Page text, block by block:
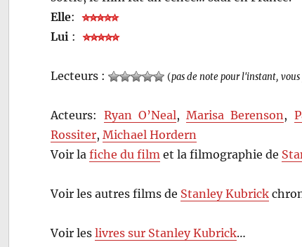
Elle:
Lui :
Lecteurs : (pas de note pour l'instant,
Acteurs: Ryan O’Neal,Marisa Berenson ,
Rossiter,Michael Hordern
Voir lafiche du film et la filmographie de
Voir les autres films de Stanley Kubrick
Voir leslivres sur Stanley Kubrick…